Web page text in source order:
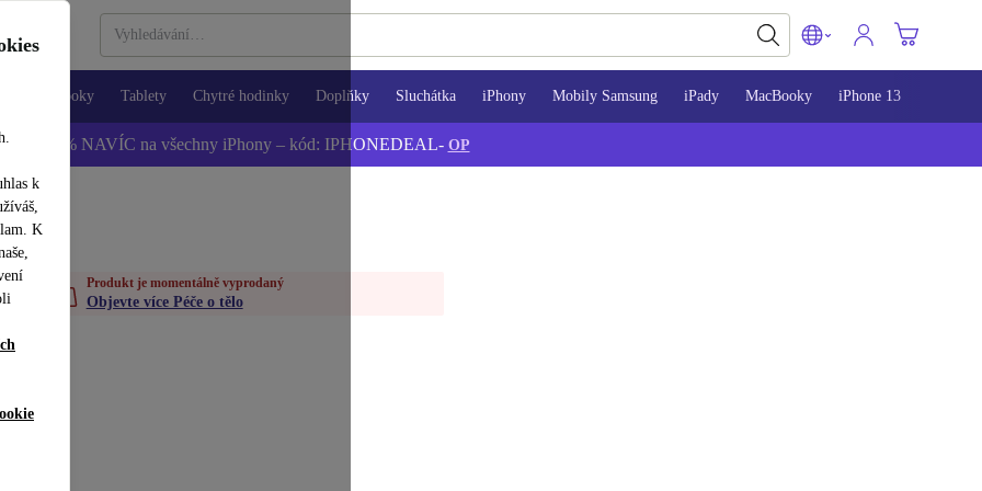
k
K
Notebooky Tablety Chytré hodinky Doplňky Sluchátka iPhony Mobily Samsung iPady MacBooky iPhone 13
📱 -5 % NAVÍC na všechny iPhony – kód: IPHONEDEAL- OP
Produkt je momentálně vyprodaný
Objevte více Péče o tělo